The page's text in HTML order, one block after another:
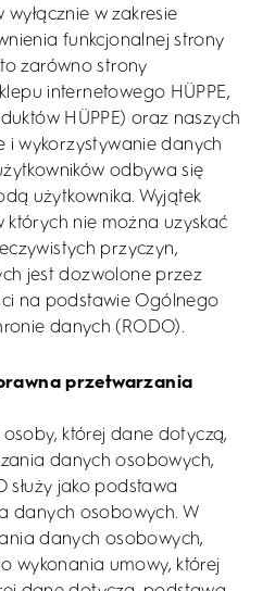
w zakresie
funkcjonalnej strony
zarówno strony
internetowego HÜPPE,
HÜPPE) oraz naszych
i wykorzystywanie danych
odbywa się
użytkownika. Wyjątek
nie można uzyskać
przyczyn,
jest dozwolone przez
na podstawie Ogólnego
danych (RODO).
przetwarzania
której dane dotyczą,
danych osobowych,
służy jako podstawa
danych osobowych. W
danych osobowych,
wykonania umowy, której